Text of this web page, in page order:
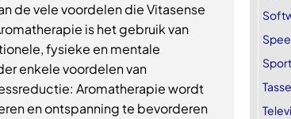
de vele voordelen die Vitasense
is het gebruik van
fysieke en mentale
enkele voordelen van
Aromatherapie wordt
en ontspanning te bevorderen
Sport